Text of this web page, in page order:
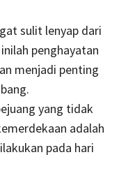
sulit lenyap dari
penghayatan
menjadi penting
yang tidak
adalah
pada hari